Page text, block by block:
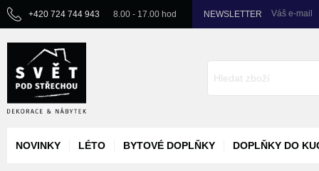
+420 724 744 943 8.00 - 17.00 hod NEWSLETTER Váš e-mail
NOVINKY LÉTO BYTOVÉ DOPLŇKY DOPLŇKY DO